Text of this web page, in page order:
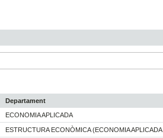
Departament
ECONOMIA APLICADA
ESTRUCTURA ECONÒMICA (ECONOMIA APLICADA